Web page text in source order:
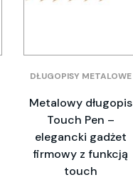
DŁUGOPISY METALOWE
Metalowy długopis
Touch Pen –
elegancki gadżet
firmowy z funkcją
touch